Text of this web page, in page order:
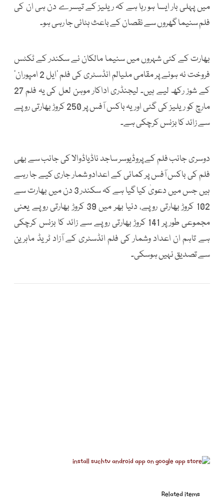
میں پہلی بار ایسا ہو رہا ہے کہ ریلیز کے تیسرے دن ہی ان کی
فلم سنیما گھروں سے نقصان کے باعث ہٹائی جا رہی ہو۔
بھارت کے کئی شہروں میں سنیما مالکان نے سکندر کے ٹکٹس
فروخت نہ ہونے پر مقامی ملیالم انڈسٹری کی فلم ’ایل 2 امپوران‘
کے شوز رکھ لیے ہیں۔ لیجنڈری اداکار موہن لعل کی یہ فلم 27
مارچ کو ریلیز کی گئی اور یہ باکس آفس پر 250 کروڑ بھارتی روپے
سے زائد کا بزنس کرچکی ہے۔
دوسری جانب فلم کے پروڈیوسر ساجد ناڈیاڈوالا کی جانب سے بھی
فلم کی باکس آفس پر کمائی کے اعدادو شمار جاری کیے جا رہے
ہیں جس میں دعویٰ کیا گیا ہے کہ سکندر 3 دن میں بھارت سے
102 کروڑ بھارتی روپے، دنیا بھر میں 39 کروڑ بھارتی روپے یعنی
مجموعی طور پر 141 کروڑ بھارتی روپے سے زائد کا بزنس کرچکی
ہے تاہم ان اعداد وشمار کی فلم انڈسٹری کے آزاد ٹریڈ ماہرین
سے تصدیق نہیں ہوسکی۔
Related items